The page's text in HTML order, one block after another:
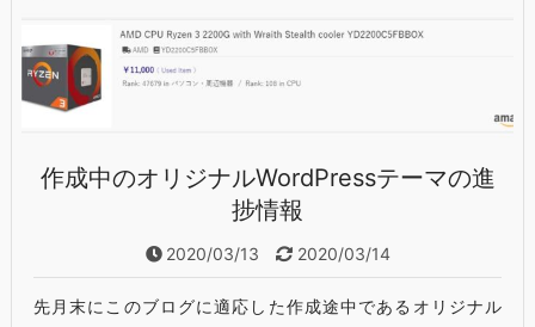
作成中のオリジナルWordPressテーマの進
捗情報
2020/03/13 2020/03/14
先月末にこのブログに適応した作成途中であるオリジナル